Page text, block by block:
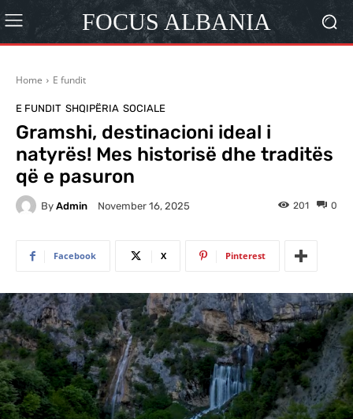
FOCUS ALBANIA
Home E fundit
E FUNDIT SHQIPËRIA SOCIALE
Gramshi, destinacioni ideal i
natyrës! Mes historisë dhe traditës
që e pasuron
By Admin November 16, 2025 0
201
Facebook X Pinterest